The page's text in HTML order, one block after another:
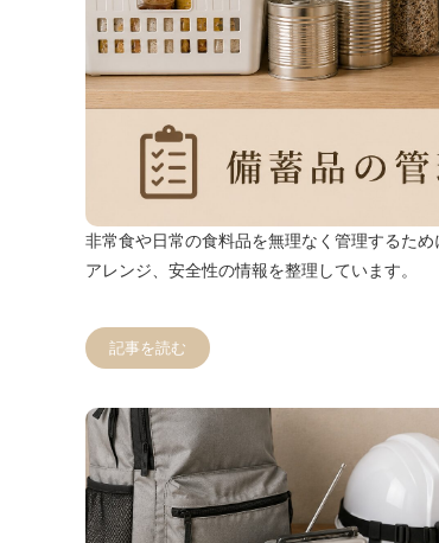
非常食や日常の食料品を無理なく管理するた
アレンジ、安全性の情報を整理しています。
記事を読む